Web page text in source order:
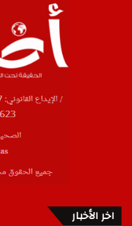
اخر الأخبار